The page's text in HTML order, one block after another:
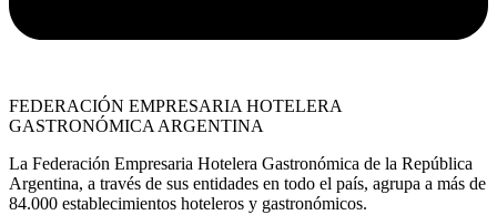
FEDERACIÓN EMPRESARIA HOTELERA
GASTRONÓMICA ARGENTINA
La Federación Empresaria Hotelera Gastronómica de la República
Argentina, a través de sus entidades en todo el país, agrupa a más de
84.000 establecimientos hoteleros y gastronómicos.